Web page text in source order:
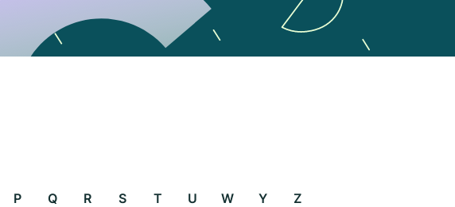
P Q R S T U W Y Z